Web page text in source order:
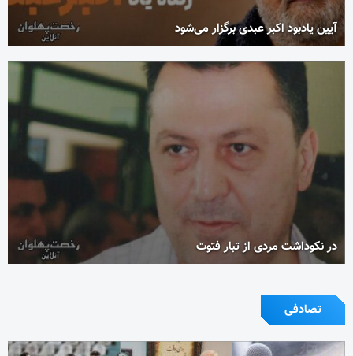
آیین یادبود اکبر عبدی برگزار می‌شود
در نکوداشت مردی از تبار فتوت
تصادفی